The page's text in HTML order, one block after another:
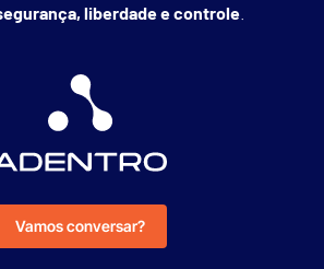
liberdade e controle.
Vamos conversar?